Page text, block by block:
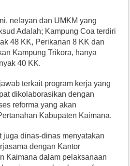
nelayan dan UMKM yang
Adalah; Kampung Coa terdiri
48 KK, Perikanan 8 KK dan
Kampung Trikora, hanya
40 KK.
terkait program kerja yang
dikolaborasikan dengan
reforma yang akan
Kabupaten Kaimana.
juga dinas-dinas menyatakan
dengan Kantor
Kaimana dalam pelaksanaan